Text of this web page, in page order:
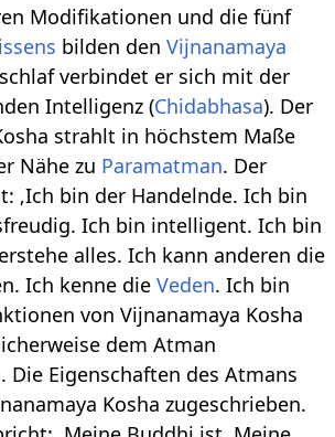
Modifikationen und die fünf
bilden denVijnanamaya
verbindet er sich mit der
Intelligenz (Chidabhasa). Der
strahlt in höchstem Maße
Nähe zu Paramatman. Der
‚Ich bin der Handelnde. Ich bin
Ich bin intelligent. Ich bin
alles. Ich kann anderen die
Ich kenne dieVeden. Ich bin
von Vijnanamaya Kosha
dem Atman
Die Eigenschaften des Atmans
Kosha zugeschrieben.